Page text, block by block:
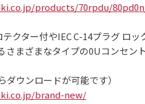
products/70rpdu/
クター付やIEC C-14プラグ ロ
まざまなタイプの0Uコンセン
ダウンロードが可能です）
brand-new/